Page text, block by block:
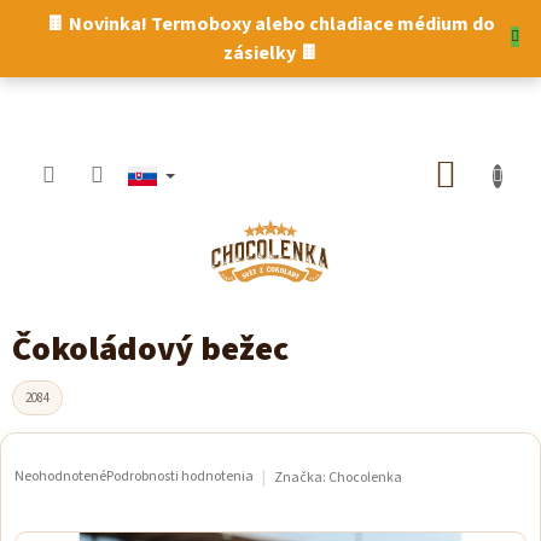
🍫 Novinka! Termoboxy alebo chladiace médium do
zásielky 🍫
Čokoládový bežec
2084
Priemerné
NeohodnotenéPodrobnosti hodnotenia Značka: Chocolenka